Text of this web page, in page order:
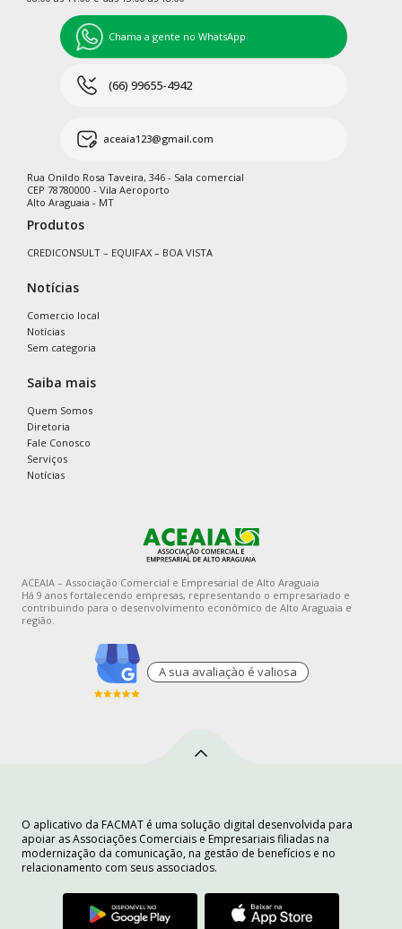
Chama a gente no WhatsApp
(66) 99655-4942
aceaia123@gmail.com
Rua Onildo Rosa Taveira, 346 - Sala comercial
CEP 78780000 - Vila Aeroporto
Alto Araguaia - MT
Produtos
CREDICONSULT – EQUIFAX – BOA VISTA
Notícias
Comercio local
Notícias
Sem categoria
Saiba mais
Quem Somos
Diretoria
Fale Conosco
Serviços
Notícias
ACEAIA – Associação Comercial e Empresarial de Alto Araguaia
Há 9 anos fortalecendo empresas, representando o empresariado e
contribuindo para o desenvolvimento econômico de Alto Araguaia e
região.
A sua avaliaçào é valiosa
O aplicativo da FACMAT é uma solução digital desenvolvida para
apoiar as Associações Comerciais e Empresariais filiadas na
modernização da comunicação, na gestão de benefícios e no
relacionamento com seus associados.